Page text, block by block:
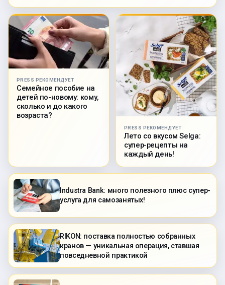
PRESS РЕКОМЕНДУЕТ
Семейное пособие на
детей по-новому: кому,
сколько и до какого
возраста?
PRESS РЕКОМЕНДУЕТ
Лето со вкусом Selga:
супер-рецепты на
каждый день!
Industra Bank: много полезного плюс супер-
услуга для самозанятых!
RIKON: поставка полностью собранных
кранов — уникальная операция, ставшая
повседневной практикой